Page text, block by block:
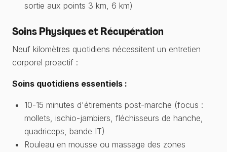
sortie aux points 3 km, 6 km)
Soins Physiques et Récupération
Neuf kilomètres quotidiens nécessitent un entretien
corporel proactif :
Soins quotidiens essentiels :
10-15 minutes d'étirements post-marche (focus :
mollets, ischio-jambiers, fléchisseurs de hanche,
quadriceps, bande IT)
Rouleau en mousse ou massage des zones